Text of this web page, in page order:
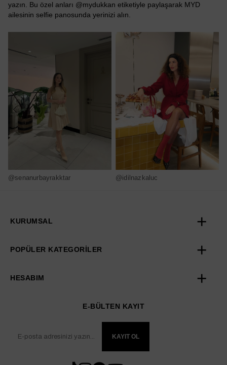
yazın. Bu özel anları @mydukkan etiketiyle paylaşarak MYD
ailesinin selfie panosunda yerinizi alın.
@senanurbayrakktar @idilnazkaluc
KURUMSAL
POPÜLER KATEGORİLER
HESABIM
E-BÜLTEN KAYIT
KAYIT OL